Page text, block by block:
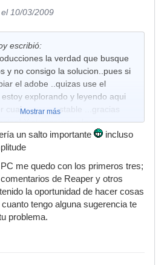
el 10/03/2009
escribió:
la verdad que busque
y no consigo la solucion..pues si
el adobe ..quizas use el
explorando y leyendo aqui
cual es mas estable ...gracias
si consigue alguna
posteela aqui .gracias
Mostrar más
un salto importante
incluso
me quedo con los primeros tres;
de Reaper y otros
la oportunidad de hacer cosas
tengo alguna sugerencia te
problema.